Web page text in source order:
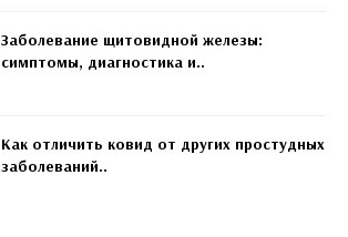
Заболевание щитовидной железы:
симптомы, диагностика и..
Как отличить ковид от других простудных
заболеваний..